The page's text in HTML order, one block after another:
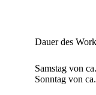
Dauer des
Samstag von
Sonntag von